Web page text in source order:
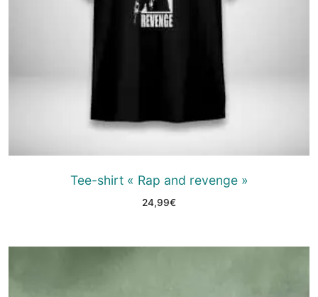
Tee-shirt « Rap and revenge »
24,99€